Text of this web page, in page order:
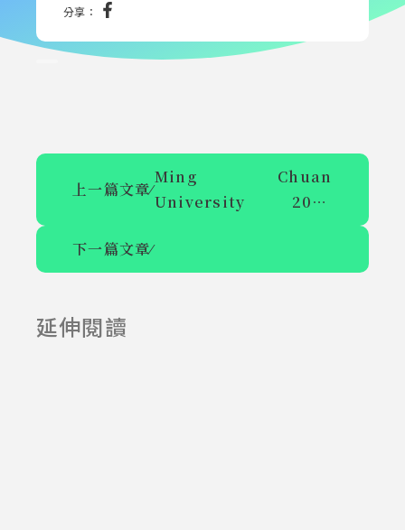
分享：
上一篇文章⁄
Ming Chuan
University 2026
Academic
Symposium on
下一篇文章⁄
延伸閱讀
2025-06-23